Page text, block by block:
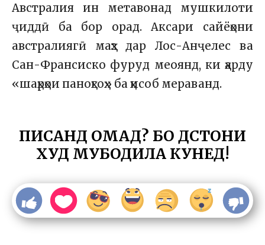
Австралия ин метавонад мушкилоти
ҷиддӣ ба бор орад. Аксари сайёҳони
австралиягӣ маҳз дар Лос-Анҷелес ва
Сан-Франсиско фуруд меоянд, ки ҳарду
«шаҳрҳои паноҳгоҳ» ба ҳисоб мераванд.
ПИСАНД ОМАД? БО ДӮСТОНИ
ХУД МУБОДИЛА КУНЕД!